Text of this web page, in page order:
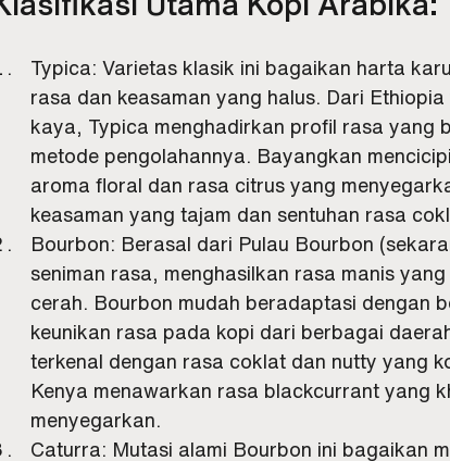
Typica: Varietas klasik ini bagaikan harta
rasa dan keasaman yang halus. Dari
kaya, Typica menghadirkan profil rasa yang
metode pengolahannya. Bayangkan
aroma floral dan rasa citrus yang
keasaman yang tajam dan sentuhan rasa
Bourbon: Berasal dari Pulau Bourbon
seniman rasa, menghasilkan rasa manis
cerah. Bourbon mudah beradaptasi dengan
keunikan rasa pada kopi dari berbagai
terkenal dengan rasa coklat dan nutty yang
Kenya menawarkan rasa blackcurrant yang
menyegarkan.
Caturra: Mutasi alami Bourbon ini bagaikan